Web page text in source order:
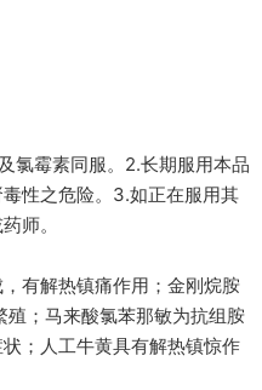
氯霉素同服。2.长期服用本品
性之危险。3.如正在服用其
师。
有解热镇痛作用；金刚烷胺
殖；马来酸氯苯那敏为抗组胺
；人工牛黄具有解热镇惊作